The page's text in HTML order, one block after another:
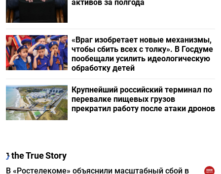
активов за полгода
«Враг изобретает новые механизмы,
чтобы сбить всех с толку». В Госдуме
пообещали усилить идеологическую
обработку детей
Крупнейший российский терминал по
перевалке пищевых грузов
прекратил работу после атаки дронов